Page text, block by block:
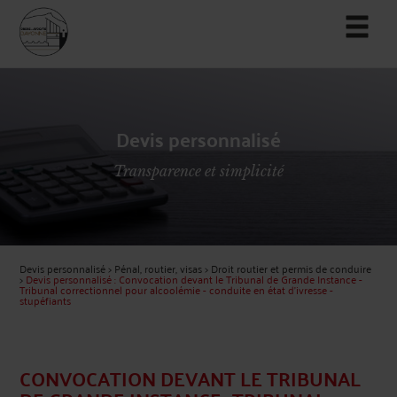
Devis personnalisé
Transparence et simplicité
Devis personnalisé>Pénal, routier, visas>Droit routier et permis de conduire
>Devis personnalisé : Convocation devant le Tribunal de Grande Instance -
Tribunal correctionnel pour alcoolémie - conduite en état d'ivresse -
stupéfiants
CONVOCATION DEVANT LE TRIBUNAL